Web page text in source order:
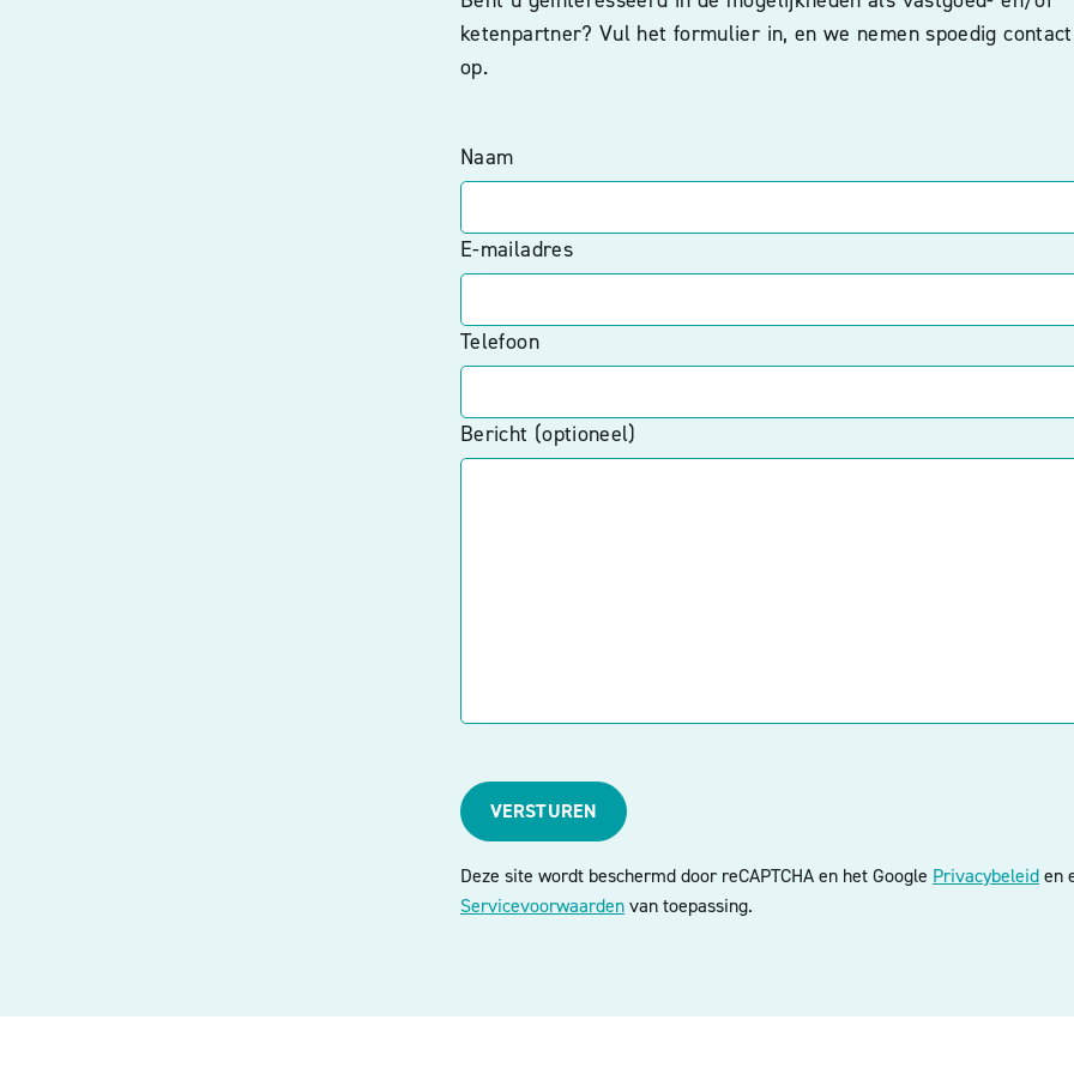
ketenpartner? Vul het formulier in, en we nemen spoedig
op.
Naam
E-mailadres
Telefoon
Bericht (optioneel)
VERSTUREN
Deze site wordt beschermd door reCAPTCHA en het Google Privacybeleiden
Servicevoorwaardenvan toepassing.